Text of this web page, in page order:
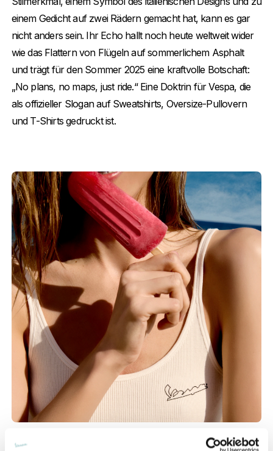
einem Gedicht auf zwei Rädern gemacht hat, kann es gar
nicht anders sein. Ihr Echo hallt noch heute weltweit wider
wie das Flattern von Flügeln auf sommerlichem Asphalt
und trägt für den Sommer 2025 eine kraftvolle Botschaft:
„No plans, no maps, just ride.“ Eine Doktrin für Vespa, die
als offizieller Slogan auf Sweatshirts, Oversize-Pullovern
und T-Shirts gedruckt ist.